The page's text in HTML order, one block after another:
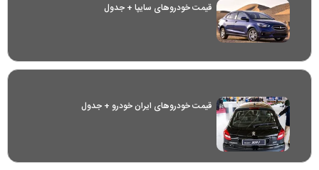
قیمت خودرو‌های سایپا + جدول
قیمت خودرو‌های ایران خودرو + جدول